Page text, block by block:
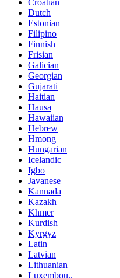
Dutch
Estonian
Filipino
Finnish
Frisian
Galician
Georgian
Gujarati
Haitian
Hausa
Hawaiian
Hebrew
Hmong
Hungarian
Icelandic
Igbo
Javanese
Kannada
Kazakh
Khmer
Kurdish
Kyrgyz
Latin
Latvian
Lithuanian
Luxembou..